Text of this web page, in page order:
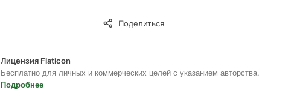
Поделиться
Лицензия Flaticon
Бесплатно для личных и коммерческих целей с указанием авторства.
Подробнее